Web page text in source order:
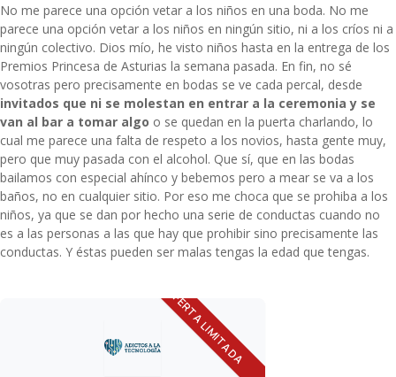
No me parece una opción vetar a los niños en una boda. No me
parece una opción vetar a los niños en ningún sitio, ni a los críos ni a
ningún colectivo. Dios mío, he visto niños hasta en la entrega de los
Premios Princesa de Asturias la semana pasada. En fin, no sé
vosotras pero precisamente en bodas se ve cada percal, desde
invitados que ni se molestan en entrar a la ceremonia y se
van al bar a tomar algo o se quedan en la puerta charlando, lo
cual me parece una falta de respeto a los novios, hasta gente muy,
pero que muy pasada con el alcohol. Que sí, que en las bodas
bailamos con especial ahínco y bebemos pero a mear se va a los
baños, no en cualquier sitio. Por eso me choca que se prohiba a los
niños, ya que se dan por hecho una serie de conductas cuando no
es a las personas a las que hay que prohibir sino precisamente las
conductas. Y éstas pueden ser malas tengas la edad que tengas.
OFERTA LIMITADA